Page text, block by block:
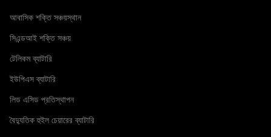
আবাসিক শক্তি সঞ্চয়স্থান
সিএন্ডআই শক্তি সঞ্চয়
টেলিকম ব্যাটারি
ইউপিএস ব্যাটারি
লিড এসিড প্রতিস্থাপন
বৈদ্যুতিক হুইল চেয়ারের ব্যাটারি